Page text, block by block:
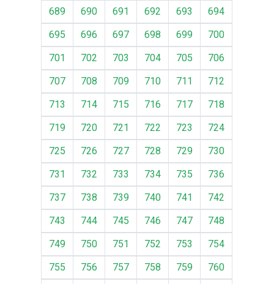
689
690 691 692 693
694
695
696 697 698 699
700
701
702 703 704 705
706
707
708 709 710 711
712
713
714 715 716 717
718
719
720 721 722 723
724
725
726 727 728 729
730
731
732 733 734 735
736
737
738 739 740 741
742
743
744 745 746 747
748
749
750 751 752 753
754
755
756 757 758 759
760